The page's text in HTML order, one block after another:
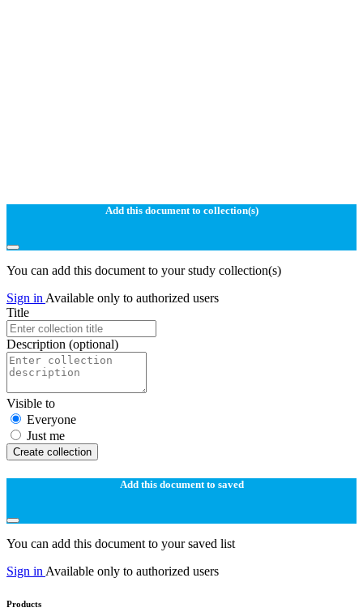
Add this document to collection(s)
You can add this document to your study collection(s)
Sign in Available only to authorized users
Title
Description (optional)
Visible to
Everyone
Just me
Create collection
Add this document to saved
You can add this document to your saved list
Sign in Available only to authorized users
Products